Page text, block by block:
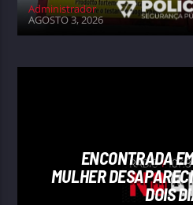
Administrador
AGOSTO 3, 2026
ENCONTRADA
MULHER
DOIS